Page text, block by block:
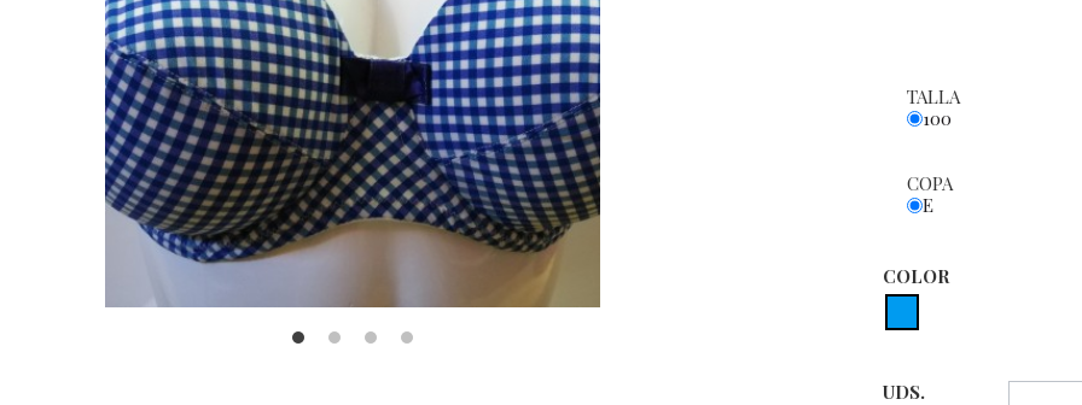
TALLA
100
COPA
E
COLOR
UDS.